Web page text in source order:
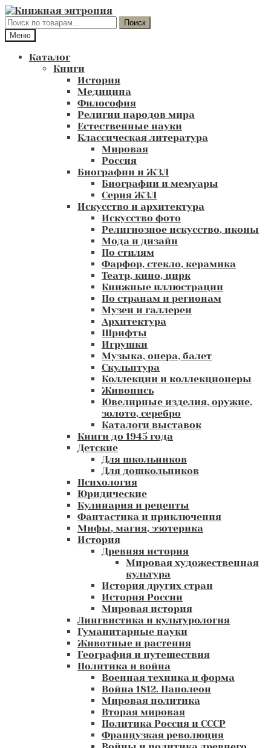
Перейти
к
навигации
Перейти
к
содержимому
Искать:
Поиск
Меню
Каталог
Книги
История
Медицина
Философия
Религии народов мира
Естественные науки
Классическая литература
Мировая
Россия
Биографии и ЖЗЛ
Биографии и мемуары
Серия ЖЗЛ
Искусство и архитектура
Искусство фото
Религиозное искусство, иконы
Мода и дизайн
По стилям
Фарфор, стекло, керамика
Театр, кино, цирк
Книжные иллюстрации
По странам и регионам
Музеи и галлереи
Архитектура
Шрифты
Игрушки
Музыка, опера, балет
Скульптура
Коллекции и коллекционеры
Живопись
Ювелирные изделия, оружие,
золото, серебро
Каталоги выставок
Книги до 1945 года
Детские
Для школьников
Для дошкольников
Психология
Юридические
Кулинария и рецепты
Фантастика и приключения
Мифы, магия, эзотерика
История
Древняя история
Мировая художественная
культура
История других стран
История России
Мировая история
Лингвистика и культурология
Гуманитарные науки
Животные и растения
География и путешествия
Политика и война
Военная техника и форма
Война 1812. Наполеон
Мировая политика
Вторая мировая
Политика Россия и СССР
Французкая революция